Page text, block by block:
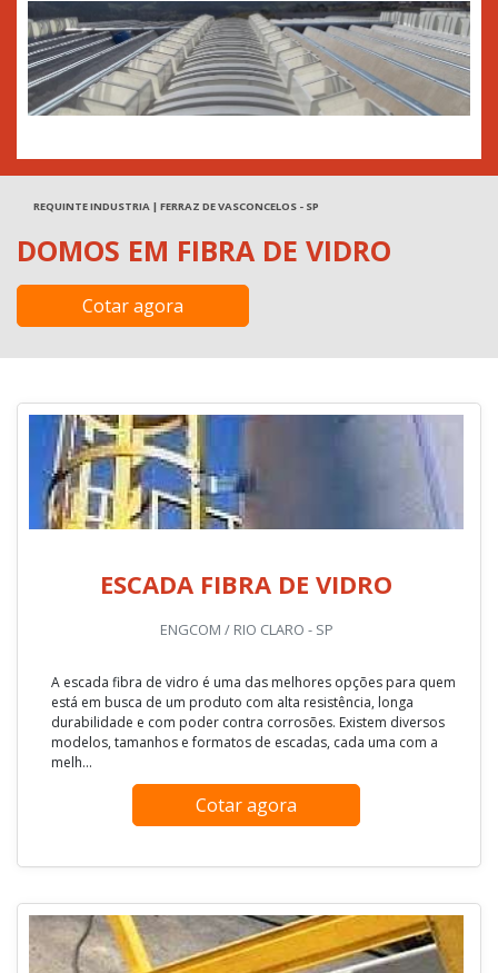
REQUINTE INDUSTRIA | FERRAZ DE VASCONCELOS - SP
DOMOS EM FIBRA DE VIDRO
Cotar agora
ESCADA FIBRA DE VIDRO
ENGCOM / RIO CLARO - SP
A escada fibra de vidro é uma das melhores opções para quem
está em busca de um produto com alta resistência, longa
durabilidade e com poder contra corrosões. Existem diversos
modelos, tamanhos e formatos de escadas, cada uma com a
melh...
Cotar agora